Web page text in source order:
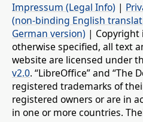
Impressum (Legal Info) |
(non-binding English
German version) | Copyright
otherwise specified, all text
website are licensed under
v2.0. “LibreOffice” and “The
registered trademarks of
registered owners or are in
in one or more countries.